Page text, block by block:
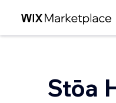
Stōa